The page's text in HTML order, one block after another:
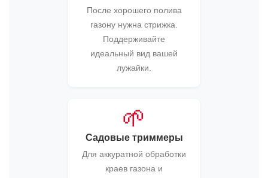
После хорошего полива
газону нужна стрижка.
Поддерживайте
идеальный вид вашей
лужайки.
🌱
Садовые триммеры
Для аккуратной обработки
краев газона и